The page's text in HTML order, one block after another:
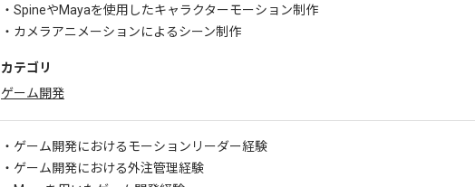
・SpineやMayaを使用したキャラクターモーション制作
・カメラアニメーションによるシーン制作
カテゴリ
ゲーム開発
・ゲーム開発におけるモーションリーダー経験
・ゲーム開発における外注管理経験